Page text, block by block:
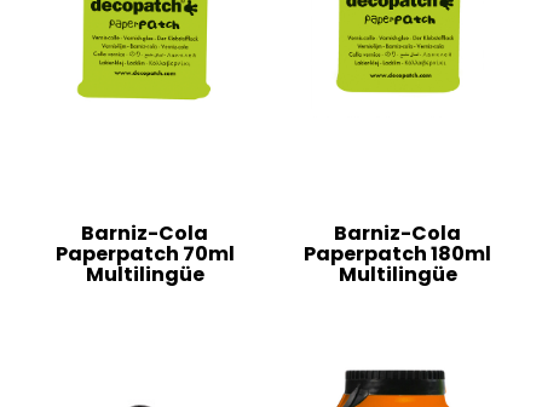
Barniz-Cola
Paperpatch 70ml
Multilingüe
Barniz-Cola
Paperpatch 180ml
Multilingüe